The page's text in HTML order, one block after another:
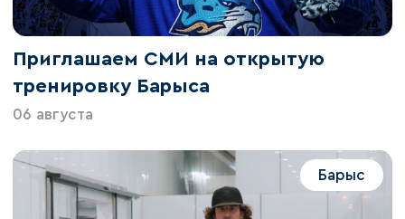
Приглашаем СМИ на открытую
тренировку Барыса
06 августа
Барыс